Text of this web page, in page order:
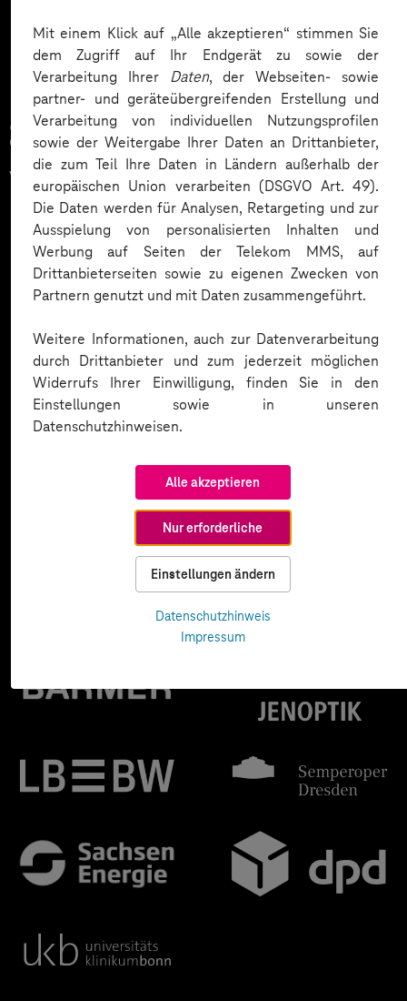
Mit einem Klick auf „Alle akzeptieren“ stimmen Sie
dem Zugriff auf Ihr Endgerät zu sowie der
Verarbeitung Ihrer Daten, der Webseiten- sowie
partner- und geräteübergreifenden Erstellung und
Verarbeitung von individuellen Nutzungsprofilen
sowie der Weitergabe Ihrer Daten an Drittanbieter,
die zum Teil Ihre Daten in Ländern außerhalb der
europäischen Union verarbeiten (DSGVO Art. 49).
Die Daten werden für Analysen, Retargeting und zur
Ausspielung von personalisierten Inhalten und
Werbung auf Seiten der Telekom MMS, auf
Drittanbieterseiten sowie zu eigenen Zwecken von
Partnern genutzt und mit Daten zusammengeführt.
Weitere Informationen, auch zur Datenverarbeitung
durch Drittanbieter und zum jederzeit möglichen
Widerrufs Ihrer Einwilligung, finden Sie in den
Einstellungen sowie in unseren
Datenschutzhinweisen.
Alle akzeptieren
Nur erforderliche
Einstellungen ändern
Datenschutzhinweis
Impressum
Zahlreiche Unternehmen
vertrauen auf unsere
Expertise. Hier eine Auswahl: